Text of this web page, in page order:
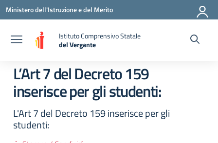
Vai ai contenuti
Vai al menu di navigazione
Vai al footer
Ministero dell'Istruzione e del Merito
Istituto Comprensivo Statale
del Vergante
— Visita la pagina iniziale della scuola
L’Art 7 del Decreto 159
inserisce per gli studenti:
L'Art 7 del Decreto 159 inserisce per gli
studenti: